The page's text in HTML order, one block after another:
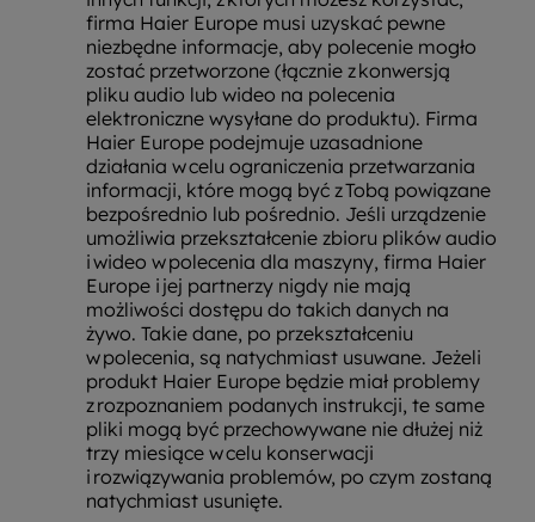
firma Haier Europe musi uzyskać pewne
niezbędne informacje, aby polecenie mogło
zostać przetworzone (łącznie z konwersją
pliku audio lub wideo na polecenia
elektroniczne wysyłane do produktu). Firma
Haier Europe podejmuje uzasadnione
działania w celu ograniczenia przetwarzania
informacji, które mogą być z Tobą powiązane
bezpośrednio lub pośrednio. Jeśli urządzenie
umożliwia przekształcenie zbioru plików audio
i wideo w polecenia dla maszyny, firma Haier
Europe i jej partnerzy nigdy nie mają
możliwości dostępu do takich danych na
żywo. Takie dane, po przekształceniu
w polecenia, są natychmiast usuwane. Jeżeli
produkt Haier Europe będzie miał problemy
z rozpoznaniem podanych instrukcji, te same
pliki mogą być przechowywane nie dłużej niż
trzy miesiące w celu konserwacji
i rozwiązywania problemów, po czym zostaną
natychmiast usunięte.